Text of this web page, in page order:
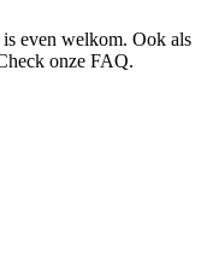
even welkom. Ook als
onze FAQ.